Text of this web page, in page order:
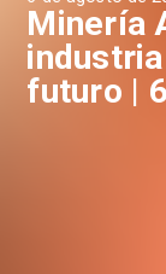
la
futuro